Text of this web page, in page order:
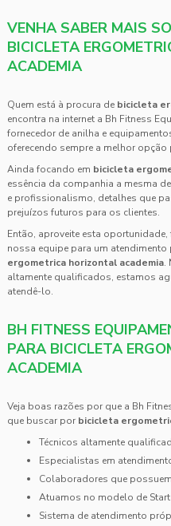
VENHA SABER MAIS
BICICLETA
ACADEMIA
Quem está à procura de bicicleta
encontra na internet a Bh Fitness
fornecedor de anilha e
oferecendo sempre a melhor opção
Ainda focando em bicicleta
essência da companhia a mesma
e profissionalismo, detalhes que
prejuízos futuros para os clientes.
Então, aproveite esta
nossa equipe para um
ergometrica horizontal academia.
altamente qualificados, estamos
atendê-lo.
BH FITNESS
PARA BICICLETA
ACADEMIA
Veja boas razões por que a Bh
que buscar por bicicleta
técnicos altamente
especialistas em
colaboradores que
atuamos no modelo de
sistema de atendimento